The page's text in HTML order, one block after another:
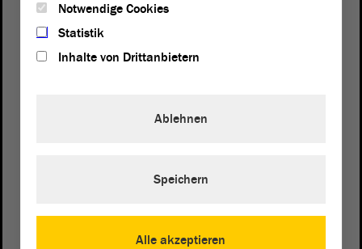
Notwendige Cookies
Statistik
Inhalte von Drittanbietern
Alle akzeptieren
Ablehnen
Speichern